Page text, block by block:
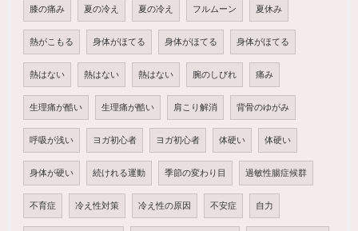
膝の痛み 夏の冷え 夏の冷え フルムーン 夏休み
熱がこもる 身体がほてる 身体がほてる 身体がほてる
熱はない 熱はない 熱はない 腕のしびれ 痛み
生理痛が酷い 生理痛が酷い 肩こり解消 背骨のゆがみ
呼吸が浅い ヨガ初心者 ヨガ初心者 体硬い 体硬い
身体が硬い 続けれる運動 季節の変わり目 過敏性腸症候群
不育症 冷え性対策 冷え性の原因 不安症 自力